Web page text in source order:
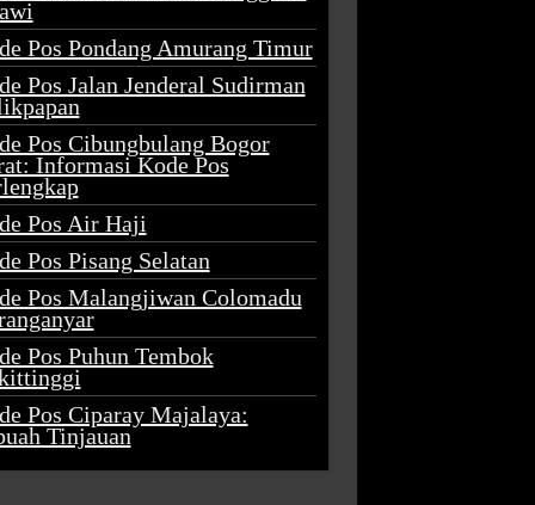
Pos Pondang Amurang Timur
Pos Jalan Jenderal Sudirman
Pos Cibungbulang Bogor
Informasi Kode Pos
Pos Air Haji
Pos Pisang Selatan
Pos Malangjiwan Colomadu
Pos Puhun Tembok
Pos Ciparay Majalaya:
Tinjauan